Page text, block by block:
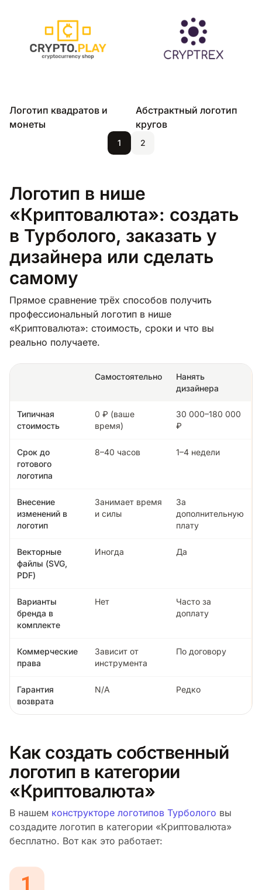
Логотип квадратов и
монеты
Абстрактный логотип
кругов
1 2
Логотип в нише
«Криптовалюта»: создать
в Турболого, заказать у
дизайнера или сделать
самому
Прямое сравнение трёх способов получить
профессиональный логотип в нише
«Криптовалюта»: стоимость, сроки и что вы
реально получаете.
Самостоятельно
Нанять
дизайнера
Типичная
стоимость
0 ₽ (ваше
время)
30 000–180 000
₽
Срок до
готового
логотипа
8–40 часов 1–4 недели
Внесение
изменений в
логотип
Занимает время
и силы
За
дополнительную
плату
Векторные
файлы (SVG,
PDF)
Иногда Да
Варианты
бренда в
комплекте
Нет
Часто за
доплату
Коммерческие
права
Зависит от
инструмента
По договору
Гарантия
возврата
N/A Редко
Как создать собственный
логотип в категории
«Криптовалюта»
В нашем конструкторе логотипов Турболого вы
создадите логотип в категории «Криптовалюта»
бесплатно. Вот как это работает: